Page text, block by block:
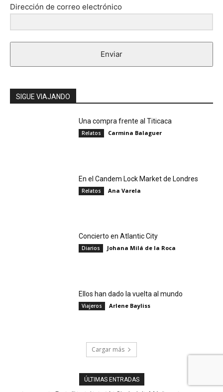
Dirección de correo electrónico
Enviar
SIGUE VIAJANDO
Una compra frente al Titicaca
Relatos Carmina Balaguer
En el Candem Lock Market de Londres
Relatos Ana Varela
Concierto en Atlantic City
Diarios Johana Milá de la Roca
Ellos han dado la vuelta al mundo
Viajeros Arlene Bayliss
Cargar más
ÚLTIMAS ENTRADAS